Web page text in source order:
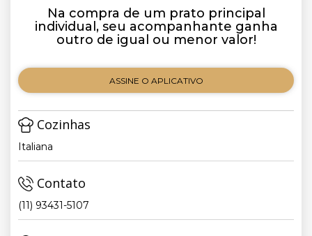
Na compra de um prato principal
individual, seu acompanhante ganha
outro de igual ou menor valor!
ASSINE O APLICATIVO
Cozinhas
Italiana
Contato
(11) 93431-5107